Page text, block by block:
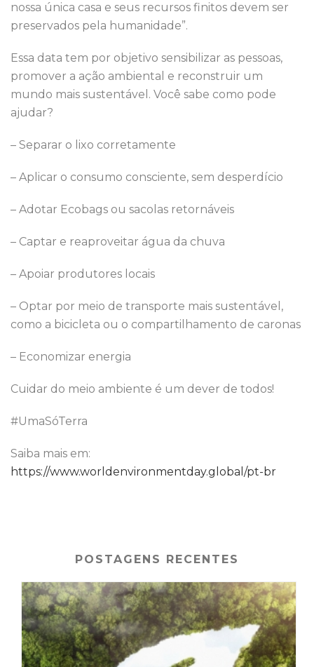
nossa única casa e seus recursos finitos devem ser
preservados pela humanidade”.
Essa data tem por objetivo sensibilizar as pessoas,
promover a ação ambiental e reconstruir um
mundo mais sustentável. Você sabe como pode
ajudar?
– Separar o lixo corretamente
– Aplicar o consumo consciente, sem desperdício
– Adotar Ecobags ou sacolas retornáveis
– Captar e reaproveitar água da chuva
– Apoiar produtores locais
– Optar por meio de transporte mais sustentável,
como a bicicleta ou o compartilhamento de caronas
– Economizar energia
Cuidar do meio ambiente é um dever de todos!
#UmaSóTerra
Saiba mais em:
https://www.worldenvironmentday.global/pt-br
POSTAGENS RECENTES